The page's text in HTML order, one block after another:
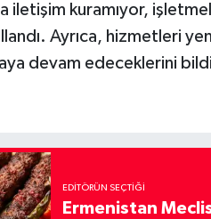
iletişim kuramıyor,
Ayrıca, hizmetleri
devam edeceklerini
EDITÖRÜN SEÇTIĞI
Ermenistan